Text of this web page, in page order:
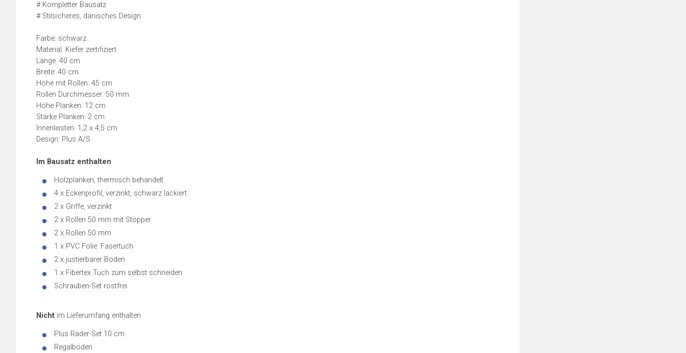
# Kompletter Bausatz
# Stilsicheres, dänisches Design
Farbe: schwarz
Material: Kiefer zertifiziert
Länge: 40 cm
Breite: 40 cm
Höhe mit Rollen: 45 cm
Rollen Durchmesser: 50 mm
Höhe Planken: 12 cm
Stärke Planken: 2 cm
Innenleisten: 1,2 x 4,5 cm
Design: Plus A/S
Im Bausatz enthalten
Holzplanken, thermisch behandelt
4 x Eckenprofil, verzinkt, schwarz lackiert
2 x Griffe, verzinkt
2 x Rollen 50 mm mit Stopper
2 x Rollen 50 mm
1 x PVC Folie: Fasertuch
2 x justierbarer Boden
1 x Fibertex Tuch zum selbst schneiden
Schrauben-Set rostfrei
Nicht im Lieferumfang enthalten
Plus Räder-Set 10 cm
Regalböden